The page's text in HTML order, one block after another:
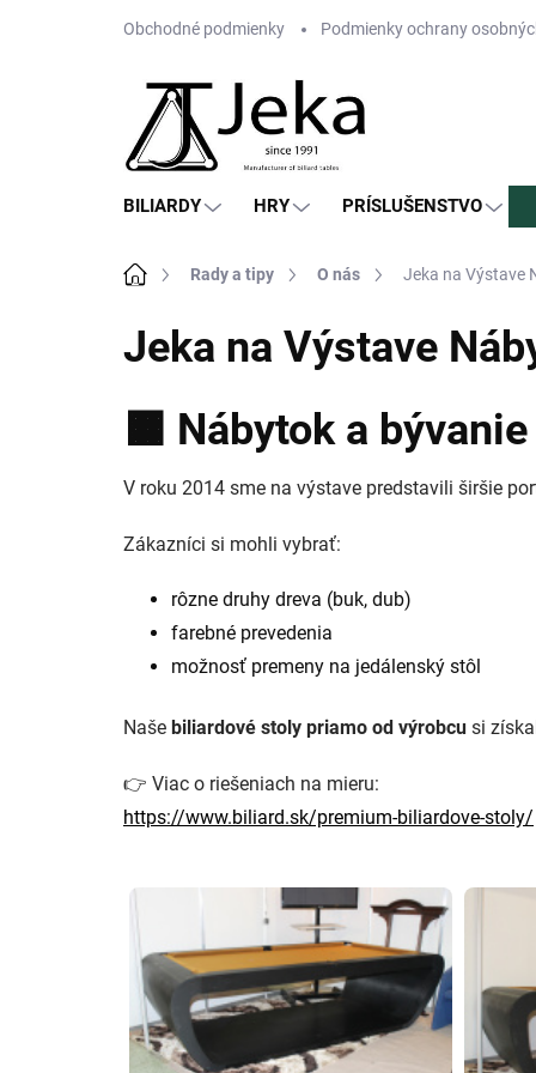
Obchodné podmienky Podmienky ochrany
BILIARDY HRY PRÍSLUŠENSTVO
DomovRady a tipy O nás Jeka na Výstave
Jeka na Výstave
🟧 Nábytok a
V roku 2014 sme na výstave predstavili širšie
Zákazníci si mohli vybrať:
rôzne druhy dreva (buk, dub)
farebné prevedenia
možnosť premeny na jedálenský stôl
Naše biliardové stoly priamo od výrobcu si
👉 Viac o riešeniach na mieru:
https://www.biliard.sk/premium-biliardove-stoly/